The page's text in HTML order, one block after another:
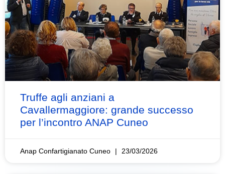
Truffe agli anziani a
Cavallermaggiore: grande successo
per l’incontro ANAP Cuneo
Anap Confartigianato Cuneo 23/03/2026